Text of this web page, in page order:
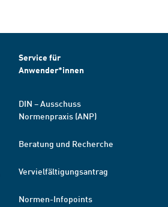
Service für
Anwender*innen
DIN – Ausschuss
Normenpraxis (ANP)
Beratung und Recherche
Vervielfältigungsantrag
Normen-Infopoints